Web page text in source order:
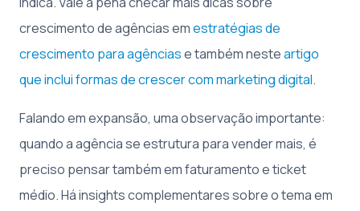
crescimento de agências emestratégias de
crescimento para agênciase também nesteartigo
que inclui formas de crescer com marketing digital.
Falando em expansão, uma observação importante:
quando a agência se estrutura para vender mais, é
preciso pensar também em faturamento e ticket
médio. Há insights complementares sobre o tema em